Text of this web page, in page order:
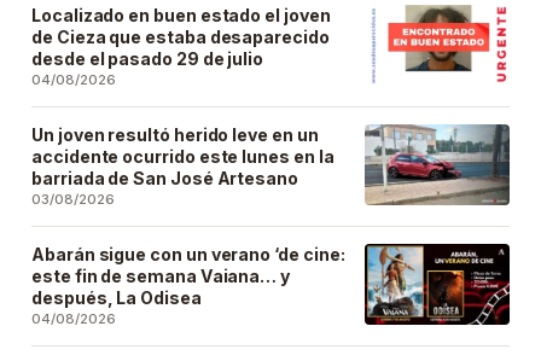
Localizado en buen estado el joven
de Cieza que estaba desaparecido
desde el pasado 29 de julio
04/08/2026
Un joven resultó herido leve en un
accidente ocurrido este lunes en la
barriada de San José Artesano
03/08/2026
Abarán sigue con un verano ‘de cine:
este fin de semana Vaiana… y
después, La Odisea
04/08/2026